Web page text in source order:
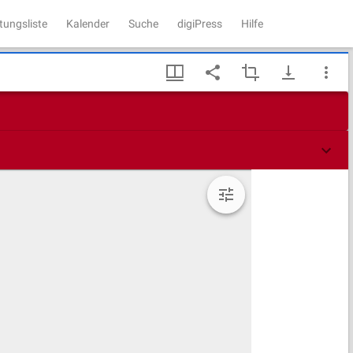
Kalender Suche digiPress Hilfe